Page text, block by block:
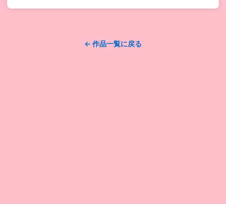
← 作品一覧に戻る